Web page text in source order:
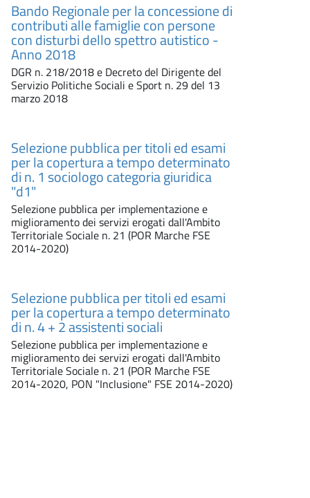
Bando Regionale per la concessione di
contributi alle famiglie con persone
con disturbi dello spettro autistico -
Anno 2018
DGR n. 218/2018 e Decreto del Dirigente del
Servizio Politiche Sociali e Sport n. 29 del 13
marzo 2018
Selezione pubblica per titoli ed esami
per la copertura a tempo determinato
di n. 1 sociologo categoria giuridica
"d1"
Selezione pubblica per implementazione e
miglioramento dei servizi erogati dall'Ambito
Territoriale Sociale n. 21 (POR Marche FSE
2014-2020)
Selezione pubblica per titoli ed esami
per la copertura a tempo determinato
di n. 4 + 2 assistenti sociali
Selezione pubblica per implementazione e
miglioramento dei servizi erogati dall'Ambito
Territoriale Sociale n. 21 (POR Marche FSE
2014-2020, PON "Inclusione" FSE 2014-2020)